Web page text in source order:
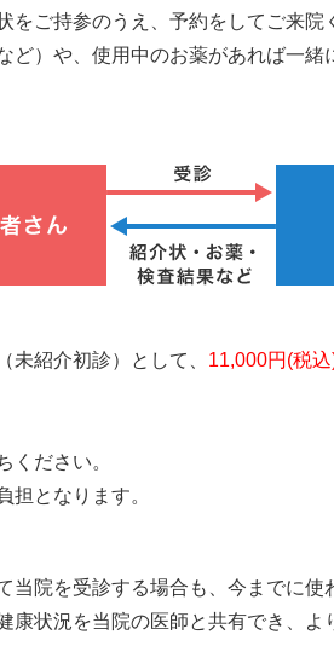
をご持参のうえ、予約をしてご来院
）や、使用中のお薬があれば一緒
紹介初診）として、 11,000円(税
ださい。
となります。
院を受診する場合も、今までに使
状況を当院の医師と共有でき、よ